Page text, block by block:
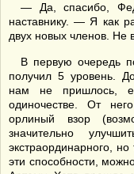
— Да, спасибо,
наставнику. — Я как
двух новых членов. Не
В первую очередь
получил 5 уровень.
нам не пришлось,
одиночестве. От
орлиный взор
значительно
экстраординарного,
эти способности,